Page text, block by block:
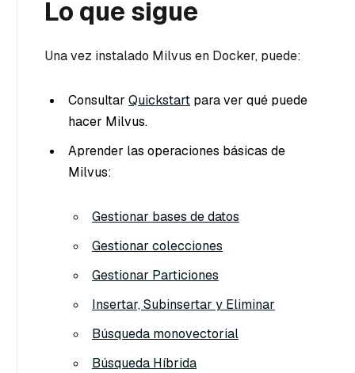
Lo que sigue
Una vez instalado Milvus en Docker, puede:
Consultar Quickstart para ver qué puede
hacer Milvus.
Aprender las operaciones básicas de
Milvus:
Gestionar bases de datos
Gestionar colecciones
Gestionar Particiones
Insertar, Subinsertar y Eliminar
Búsqueda monovectorial
Búsqueda Híbrida